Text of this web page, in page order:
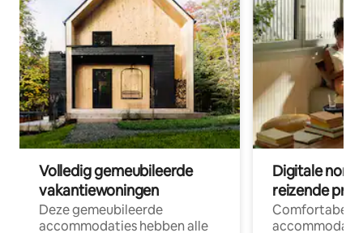
Volledig gemeubileerde
vakantiewoningen
Deze gemeubileerde
accommodaties hebben alle
Digitale
reizende
Comfortabele